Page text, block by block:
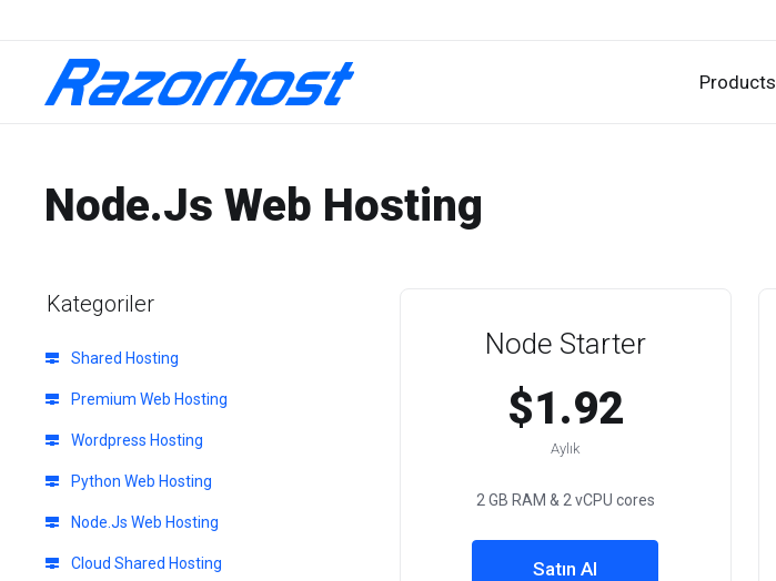
Products
Node.Js Web Hosting
Kategoriler
Shared Hosting
Premium Web Hosting
Wordpress Hosting
Python Web Hosting
Node.Js Web Hosting
Cloud Shared Hosting
Node Starter
$1.92
Aylık
2 GB RAM & 2 vCPU cores
Satın Al